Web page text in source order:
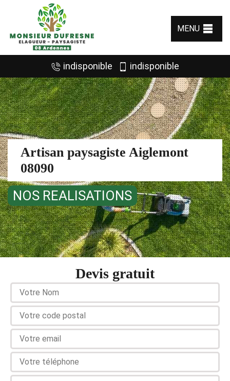
MENU
indisponible indisponible
Artisan paysagiste Aiglemont
08090
NOS REALISATIONS
Devis gratuit